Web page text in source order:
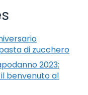
di zucchero
2023:
benvenuto al